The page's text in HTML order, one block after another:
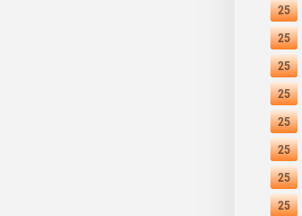
25
25
25
25
25
25
25
25